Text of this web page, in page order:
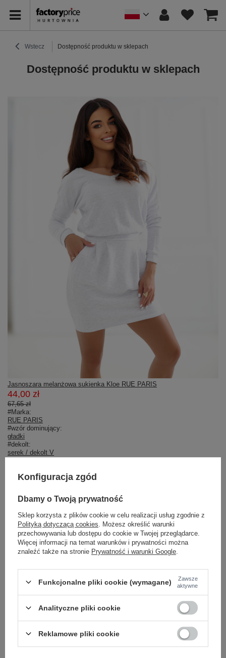
Wstecz Dostępność produktu w sklepach
Dostępność produktu w sklepach
Jasnoszara melanżowa sukienka Kloe RUE PARIS
44,00 zł
67,65 zł
#Marka:
RUE PARIS
#wzór dominujący:
gładki
#dekolt:
serek / dekolt V
#długość:
casual
codzienne,do pracy
#typ produktu:
sukienka codzienna sukienka dresowa
#fason:
sukienka prosta
kieszenie
#sposób prania :
pranie w pralce w 30°C
emblemat:
col,
txt_BESTSELLER#D22D7D#FFFFFF
Modelka ma na sobie rozmiar S. Wymiary modelki: wzrost 168 cm,
Konfiguracja zgód
Dbamy o Twoją prywatność
Sklep korzysta z plików cookie w celu realizacji usług zgodnie z
Polityką dotyczącą cookies . Możesz określić warunki
przechowywania lub dostępu do cookie w Twojej przeglądarce.
Więcej informacji na temat warunków i prywatności można
znaleźć także na stronie Prywatność i warunki Google
Funkcjonalne pliki cookie (wymagane)
Zawsze
aktywne
Analityczne pliki cookie
Reklamowe pliki cookie